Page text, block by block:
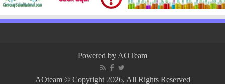
Powered by AOTeam
AOteam © Copyright 2026, All Rights Reserved